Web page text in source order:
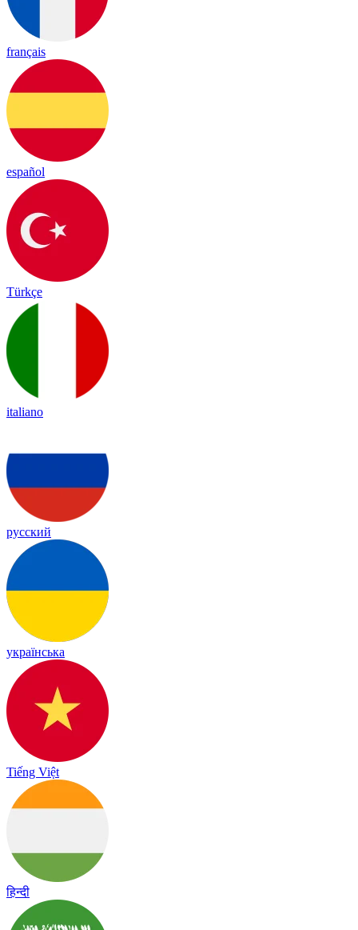
français
español
Türkçe
italiano
русский
українська
Tiếng Việt
हिन्दी